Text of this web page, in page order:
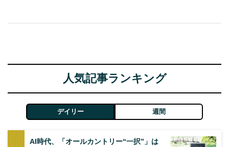
人気記事ランキング
デイリー 週間
AI時代、「オールカントリー“一択”」は